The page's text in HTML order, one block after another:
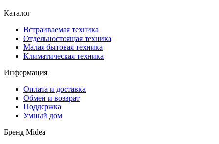
Каталог
Встраиваемая техника
Отдельностоящая техника
Малая бытовая техника
Климатическая техника
Информация
Оплата и доставка
Обмен и возврат
Поддержка
Умный дом
Бренд Midea